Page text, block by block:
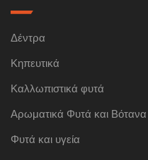
Δέντρα
Κηπευτικά
Καλλωπιστικά φυτά
Αρωματικά Φυτά και Βότανα
Φυτά και υγεία